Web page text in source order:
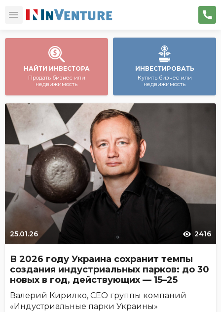
НАЙТИ ИНВЕСТОРА
Продать бизнес или
недвижимость
ИНВЕСТИРОВАТЬ
Купить бизнес или
недвижимость
25.01.26 2416
В 2026 году Украина сохранит темпы
создания индустриальных парков: до 30
новых в год, действующих — 15–25
Валерий Кирилко, СЕО группы компаний
«Индустриальные парки Украины»